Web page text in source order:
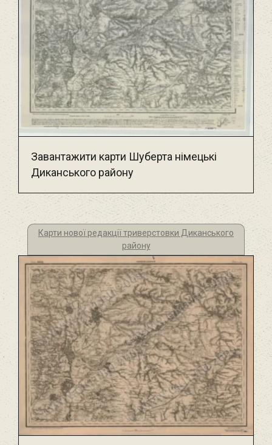
Завантажити карти Шуберта німецькі
Диканського району
Карти нової редакції триверстовки Диканського
району